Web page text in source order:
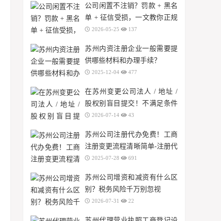
公司闲置不注销？罚款 + 黑名
单 + 征信受损，一文教你正规
注销2026-05-25 137
苏州内资注册企业一般需要提
供哪些材料和办理手续？
2025-12-04 477
在苏州变更公司法人 / 地址 /
股权别盲目提交！不满足条件
审核直接驳回
2026-07-14 43
苏州公司注册代办免费！工商
注册变更流程清晰简单-注册代
账苏州最低费用？
2025-07-28 691
苏州公司增资和减资有什么区
别？税务风险千万别忽视
2026-07-31 22